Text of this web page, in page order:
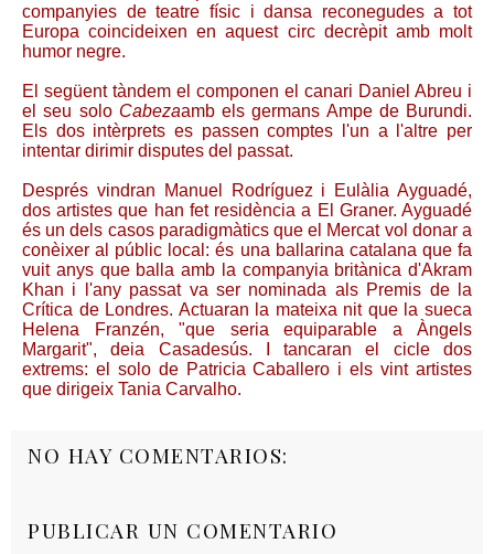
companyies de teatre físic i dansa reconegudes a tot
Europa coincideixen en aquest circ decrèpit amb molt
humor negre.
El següent tàndem el componen el canari Daniel Abreu i
el seu solo Cabezaamb els germans Ampe de Burundi.
Els dos intèrprets es passen comptes l'un a l'altre per
intentar dirimir disputes del passat.
Després vindran Manuel Rodríguez i Eulàlia Ayguadé,
dos artistes que han fet residència a El Graner. Ayguadé
és un dels casos paradigmàtics que el Mercat vol donar a
conèixer al públic local: és una ballarina catalana que fa
vuit anys que balla amb la companyia britànica d'Akram
Khan i l'any passat va ser nominada als Premis de la
Crítica de Londres. Actuaran la mateixa nit que la sueca
Helena Franzén, "que seria equiparable a Àngels
Margarit", deia Casadesús. I tancaran el cicle dos
extrems: el solo de Patricia Caballero i els vint artistes
que dirigeix Tania Carvalho.
NO HAY COMENTARIOS:
PUBLICAR UN COMENTARIO